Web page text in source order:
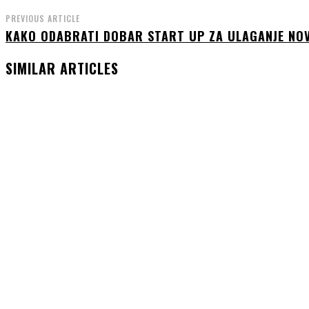
PREVIOUS ARTICLE
KAKO ODABRATI DOBAR START UP ZA ULAGANJE
SIMILAR ARTICLES